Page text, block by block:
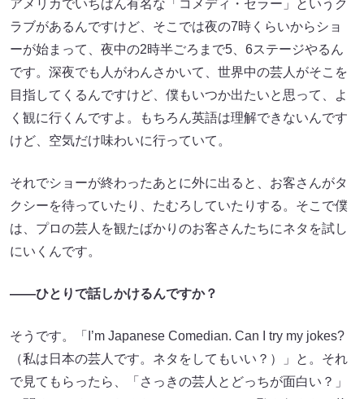
アメリカでいちばん有名な「コメディ・セラー」というク
ラブがあるんですけど、そこでは夜の7時くらいからショ
ーが始まって、夜中の2時半ごろまで5、6ステージやるん
です。深夜でも人がわんさかいて、世界中の芸人がそこを
目指してくるんですけど、僕もいつか出たいと思って、よ
く観に行くんですよ。もちろん英語は理解できないんです
けど、空気だけ味わいに行っていて。
それでショーが終わったあとに外に出ると、お客さんがタ
クシーを待っていたり、たむろしていたりする。そこで僕
は、プロの芸人を観たばかりのお客さんたちにネタを試し
にいくんです。
――ひとりで話しかけるんですか？
そうです。「I’m Japanese Comedian. Can I try my jokes?
（私は日本の芸人です。ネタをしてもいい？）」と。それ
で見てもらったら、「さっきの芸人とどっちが面白い？」